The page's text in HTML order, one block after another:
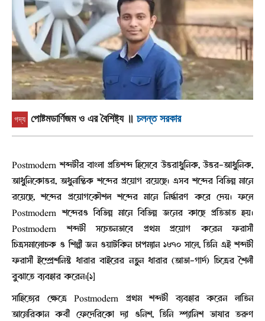
গদ্য পোষ্টমডার্ণিজম ও এর বৈশিষ্ট্য ॥ চলন্ত সরকার
Postmodern শব্দটীর বাংলা প্রতিশব্দ হিসেবে উত্তরাধুনিক, উত্তর-আধুনিক,
আধুনিকোত্তর, অধুনান্তিক শব্দের প্রয়োগ রয়েছে। এসব শব্দের বিভিন্ন মানে
রয়েছে, শব্দের প্রয়োগকৌশল শব্দের মানে নির্দ্ধারণ করে দেয়। ফলে
Postmodern শব্দেরও বিভিন্ন মানে বিভিন্ন জনের কাছে প্রতিভাত হয়।
Postmodern শব্দটী সচেতনভাবে প্রথম প্রয়োগ করেন ফরাসী
চিত্রসমালোচক ও শিল্পী জন ওয়াটকিন চাপম্যান ১৮৭০ সালে, তিনি এই শব্দটী
ফরাসী ইম্প্রেশনিস্ট ধারার বাইরের নতুন ধারার (আভা-গার্দ) চিত্রের শৈলী
বুঝাতে ব্যবহার করেন।[১]
সাহিত্যের ক্ষেত্রে Postmodern প্রথম শব্দটী ব্যবহার করেন লাতিন
আমেরিকান কবী ফেদেরিকো দ্যা ওনিশ, তিনি স্প্যানিশ ভাষার তরুণ